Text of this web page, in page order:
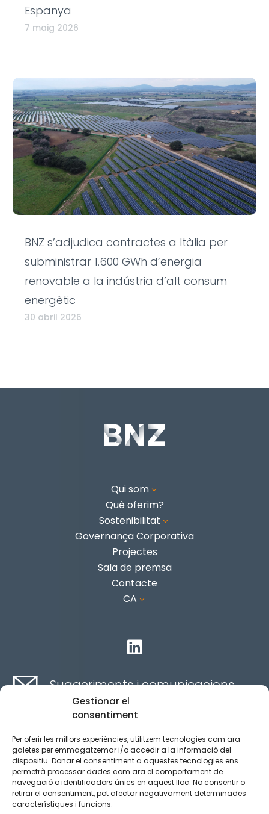
Gestionar el
consentiment
Per oferir les millors experiències, utilitzem tecnologies com ara
galetes per emmagatzemar i/o accedir a la informació del
dispositiu. Donar el consentiment a aquestes tecnologies ens
permetrà processar dades com ara el comportament de
navegació o identificadors únics en aquest lloc. No consentir o
retirar el consentiment, pot afectar negativament determinades
característiques i funcions.
Espanya
7 maig 2026
BNZ s’adjudica contractes a Itàlia per
subministrar 1.600 GWh d’energia
renovable a la indústria d’alt consum
energètic
30 abril 2026
Qui som3
Què oferim?
Sostenibilitat 3
Governança Corporativa
Projectes
Sala de premsa
Contacte
CA 3

Suggeriments i comunicacions
Canal ètic